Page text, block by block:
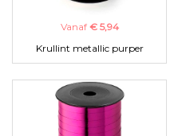
Vanaf € 5,94
Krullint metallic purper